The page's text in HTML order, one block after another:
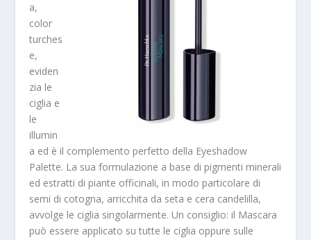
a,
color
turches
e,
eviden
zia le
ciglia e
le
illumin
a ed è il complemento perfetto della Eyeshadow
Palette. La sua formulazione a base di pigmenti minerali
ed estratti di piante officinali, in modo particolare di
semi di cotogna, arricchita da seta e cera candelilla,
avvolge le ciglia singolarmente. Un consiglio: il Mascara
può essere applicato su tutte le ciglia oppure sulle